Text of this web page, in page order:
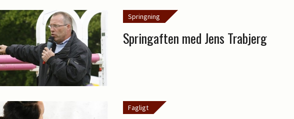
Springning
Springaften med Jens Trabjerg
Fagligt